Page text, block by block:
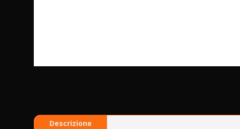
Descrizione